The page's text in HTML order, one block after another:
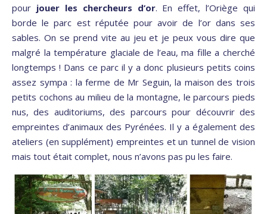
pour jouer les chercheurs d’or. En effet, l’Oriège qui
borde le parc est réputée pour avoir de l’or dans ses
sables. On se prend vite au jeu et je peux vous dire que
malgré la température glaciale de l’eau, ma fille a cherché
longtemps ! Dans ce parc il y a donc plusieurs petits coins
assez sympa : la ferme de Mr Seguin, la maison des trois
petits cochons au milieu de la montagne, le parcours pieds
nus, des auditoriums, des parcours pour découvrir des
empreintes d’animaux des Pyrénées. Il y a également des
ateliers (en supplément) empreintes et un tunnel de vision
mais tout était complet, nous n’avons pas pu les faire.